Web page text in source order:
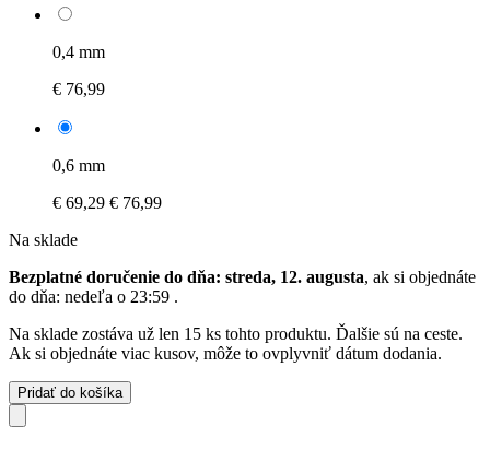
0,4 mm
€ 76,99
0,6 mm
€ 69,29 € 76,99
Na sklade
Bezplatné doručenie do dňa: streda, 12. augusta, ak si objednáte
do dňa: nedeľa o 23:59 .
Na sklade zostáva už len 15 ks tohto produktu. Ďalšie sú na ceste.
Ak si objednáte viac kusov, môže to ovplyvniť dátum dodania.
Pridať do košíka